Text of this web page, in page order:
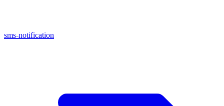
sms-notification